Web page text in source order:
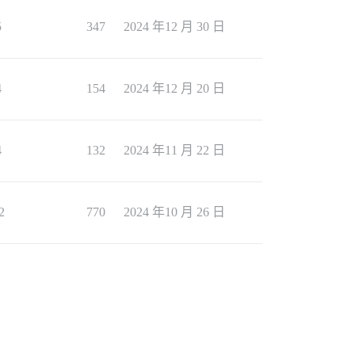
347 2024 年12 月 30 日
154 2024 年12 月 20 日
132 2024 年11 月 22 日
770 2024 年10 月 26 日